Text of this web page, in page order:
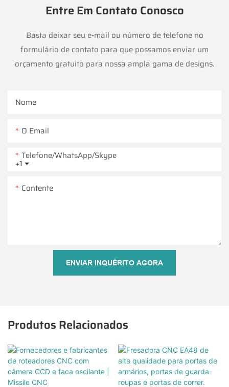
Entre Em Contato Conosco
Basta deixar seu e-mail ou número de telefone no
formulário de contato para que possamos enviar um
orçamento gratuito para nossa ampla gama de designs.
Nome
O Email
+1
Telefone/WhatsApp/Skype
Contente
ENVIAR INQUÉRITO AGORA
Produtos Relacionados